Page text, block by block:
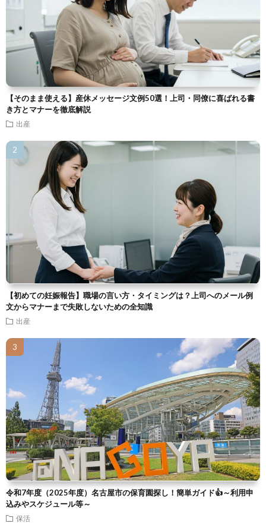
【そのまま使える】産休メッセージ文例50選！上司・同僚に喜ばれる書
き方とマナーを徹底解説
出産
【初めての妊娠報告】職場の言い方・タイミングは？上司へのメール例
文からマナーまで失敗しないための全知識
出産
令和7年度（2025年度）名古屋市の保育園探し！簡単ガイド👍～利用申
込みやスケジュール等～
保活